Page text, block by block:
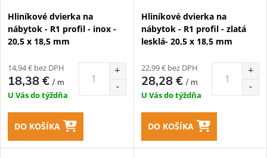
Hliníkové dvierka na
nábytok - R1 profil - inox -
20,5 x 18,5 mm
14,94 € bez DPH
18,38 €/ m
U Vás do týždňa
DO KOŠÍKA
Hliníkové dvierka na
nábytok - R1 profil - zlatá
lesklá- 20,5 x 18,5 mm
22,99 € bez DPH
28,28 €/ m
U Vás do týždňa
DO KOŠÍKA